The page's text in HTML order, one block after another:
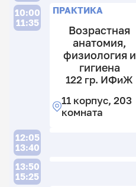
10:00
11:35
ПРАКТИКА
Возрастная
анатомия,
физиология и
гигиена
122 гр. ИФиЖ
11 корпус, 203
комната
12:05
13:40
13:50
15:25